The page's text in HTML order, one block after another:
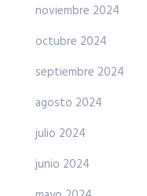
noviembre 2024
octubre 2024
septiembre 2024
agosto 2024
julio 2024
junio 2024